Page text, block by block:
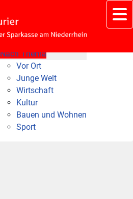
Nach Thema
Vor Ort
Junge Welt
Wirtschaft
Kultur
Bauen und Wohnen
Sport